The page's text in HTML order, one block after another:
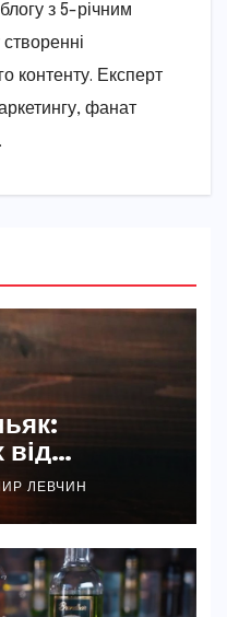
з 5-річним
контенту. Експерт
фанат
до келиха
ЛЕВЧИН